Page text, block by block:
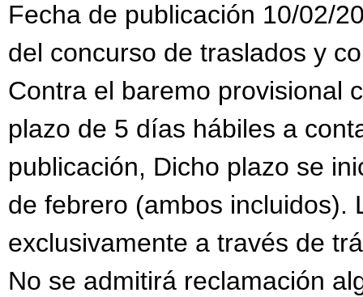
Fecha de publicación 10/02/
del concurso de traslados y
Contra el baremo provisional
plazo de 5 días hábiles a
publicación, Dicho plazo se
de febrero (ambos incluidos).
exclusivamente a través de
No se admitirá reclamación